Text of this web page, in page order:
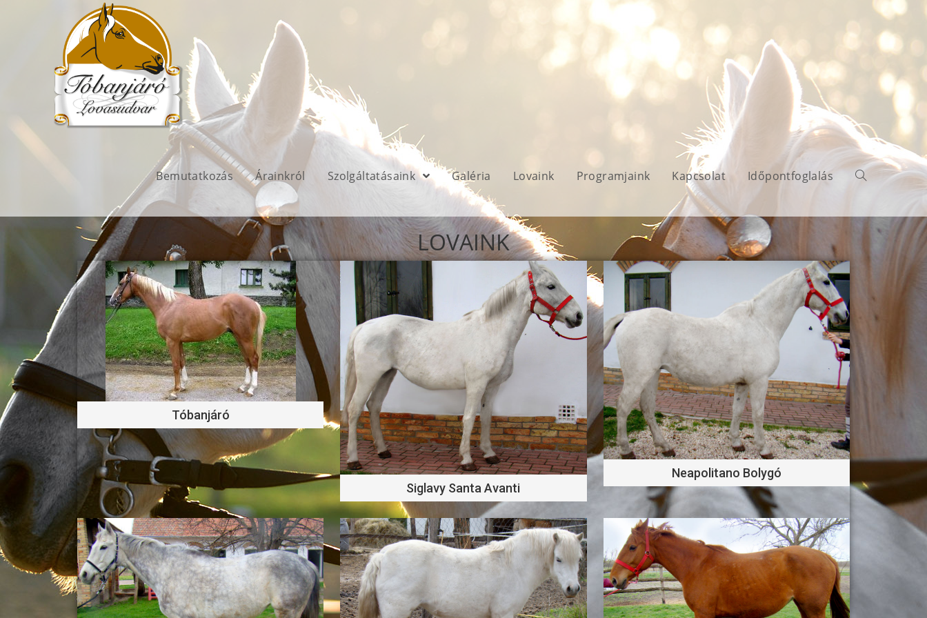
Bemutatkozás Árainkról Szolgáltatásaink Galéria Lovaink Programjaink Kapcsolat Időpontfoglalás
LOVAINK
Tóbanjáró
Siglavy Santa Avanti
Neapolitano Bolygó